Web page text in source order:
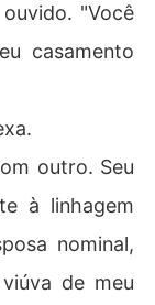
"Você
casamento
outro. Seu
à linhagem
nominal,
de meu